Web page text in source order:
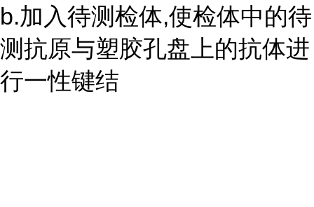
b.加入待测检体,使检体中的待
测抗原与塑胶孔盘上的抗体进
行一性键结